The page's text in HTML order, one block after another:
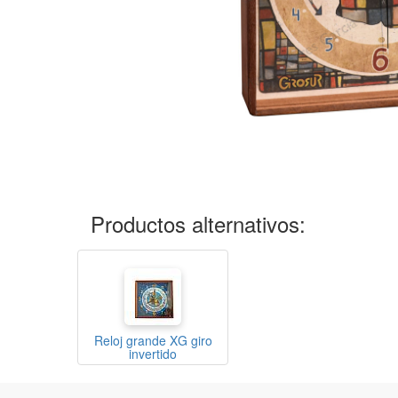
Productos alternativos:
Reloj grande XG giro
invertido